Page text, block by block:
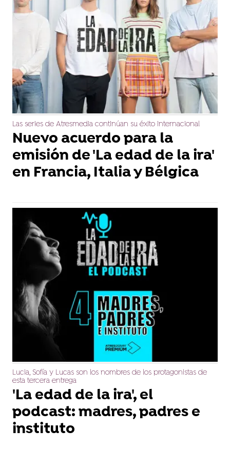
Las series de Atresmedia continúan su éxito internacional
Nuevo acuerdo para la
emisión de 'La edad de la ira'
en Francia, Italia y Bélgica
Lucia, Sofía y Lucas son los nombres de los protagonistas de
esta tercera entrega
'La edad de la ira', el
podcast: madres, padres e
instituto